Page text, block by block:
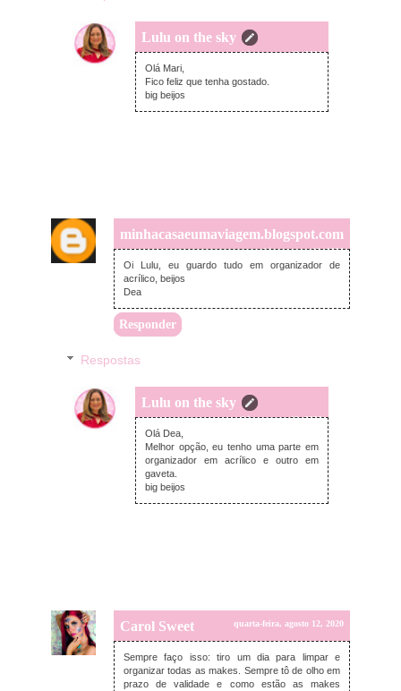
Lulu on the sky
quarta-feira, agosto 12, 2020
Olá Mari,
Fico feliz que tenha gostado.
big beijos
minhacasaeumaviagem.blogspot.com
quarta-feira, agosto 12, 2020
Oi Lulu, eu guardo tudo em organizador de
acrílico, beijos
Dea
Responder
Respostas
Lulu on the sky
quarta-feira, agosto 12, 2020
Olá Dea,
Melhor opção, eu tenho uma parte em
organizador em acrílico e outro em
gaveta.
big beijos
Carol Sweet quarta-feira, agosto 12, 2020
Sempre faço isso: tiro um dia para limpar e
organizar todas as makes. Sempre tô de olho em
prazo de validade e como estão as makes